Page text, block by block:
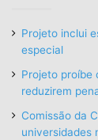
Projeto inclui
especial
Projeto proíbe
reduzirem
Comissão da
universidades